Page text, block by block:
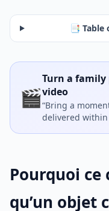
📑 Table
🎬
Turn a
video
“Bring a
delivered within
Pourquoi ce
qu’un objet